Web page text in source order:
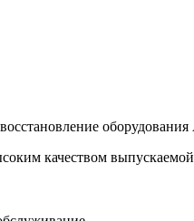
качеством